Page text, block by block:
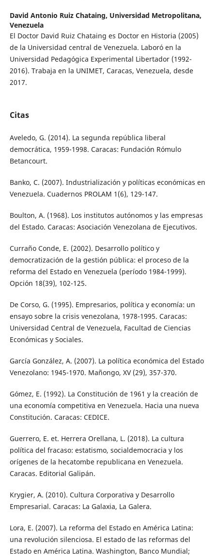
David Antonio Ruiz Chataing, Universidad Metropolitana,
Venezuela
El Doctor David Ruiz Chataing es Doctor en Historia (2005)
de la Universidad central de Venezuela. Laboró en la
Universidad Pedagógica Experimental Libertador (1992-
2016). Trabaja en la UNIMET, Caracas, Venezuela, desde
2017.
Citas
Aveledo, G. (2014). La segunda república liberal
democrática, 1959-1998. Caracas: Fundación Rómulo
Betancourt.
Banko, C. (2007). Industrialización y políticas económicas en
Venezuela. Cuadernos PROLAM 1(6), 129-147.
Boulton, A. (1968). Los institutos autónomos y las empresas
del Estado. Caracas: Asociación Venezolana de Ejecutivos.
Curraño Conde, E. (2002). Desarrollo político y
democratización de la gestión pública: el proceso de la
reforma del Estado en Venezuela (período 1984-1999).
Opción 18(39), 102-125.
De Corso, G. (1995). Empresarios, política y economía: un
ensayo sobre la crisis venezolana, 1978-1995. Caracas:
Universidad Central de Venezuela, Facultad de Ciencias
Económicas y Sociales.
García González, A. (2007). La política económica del Estado
Venezolano: 1945-1970. Mañongo, XV (29), 357-370.
Gómez, E. (1992). La Constitución de 1961 y la creación de
una economía competitiva en Venezuela. Hacia una nueva
Constitución. Caracas: CEDICE.
Guerrero, E. et. Herrera Orellana, L. (2018). La cultura
política del fracaso: estatismo, socialdemocracia y los
orígenes de la hecatombe republicana en Venezuela.
Caracas. Editorial Galipán.
Krygier, A. (2010). Cultura Corporativa y Desarrollo
Empresarial. Caracas: La Galaxia, La Galera.
Lora, E. (2007). La reforma del Estado en América Latina:
una revolución silenciosa. El estado de las reformas del
Estado en América Latina. Washington, Banco Mundial;